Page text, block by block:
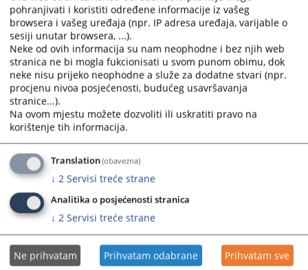
the
calendar
and
select
a
date.
Press
the
question
mark
key
to
the
keyboard
shortcuts
for
changing
the
calendar
and
select
a
date.
Press
the
question
mark
key
get
the
keyboard
shortcuts
for
changing
pohranjivati i koristiti određene informacije iz vašeg
browsera i vašeg uređaja (npr. IP adresa uređaja, varijable o
sesiji unutar browsera, ...).
Neke od ovih informacija su nam neophodne i bez njih web
stranica ne bi mogla fukcionisati u svom punom obimu, dok
neke nisu prijeko neophodne a služe za dodatne stvari (npr.
procjenu nivoa posjećenosti, budućeg usavršavanja
stranice...).
Na ovom mjestu možete dozvoliti ili uskratiti pravo na
korištenje tih informacija.
Translation(obavezna)
↓ 2 Servisi treće strane
Analitika o posjećenosti stranica
↓ 2 Servisi treće strane
Ne prihvatam Prihvatam odabrane Prihvatam sve